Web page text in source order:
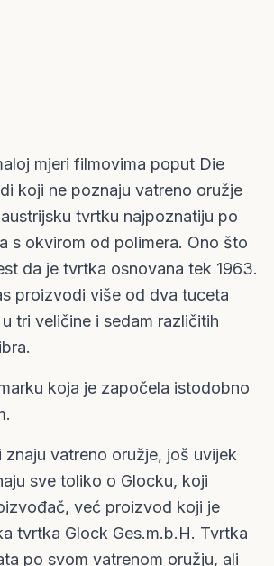
mjeri filmovima poput Die
koji ne poznaju vatreno oružje
tvrtku najpoznatiju po
s okvirom od polimera. Ono što
da je tvrtka osnovana tek 1963.
proizvodi više od dva tuceta
tri veličine i sedam različitih
koja je započela istodobno
znaju vatreno oružje, još uvijek
sve toliko o Glocku, koji
već proizvod koji je
tvrtka Glock Ges.m.b.H. Tvrtka
po svom vatrenom oružju, ali